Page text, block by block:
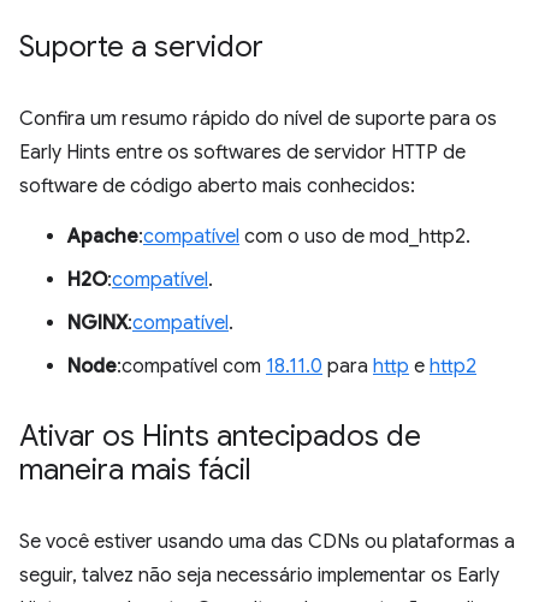
Suporte a servidor
Confira um resumo rápido do nível de suporte para os
Early Hints entre os softwares de servidor HTTP de
software de código aberto mais conhecidos:
Apache:compatível com o uso de mod_http2.
H2O:compatível.
NGINX:compatível.
Node:compatível com 18.11.0 para http e http2
Ativar os Hints antecipados de
maneira mais fácil
Se você estiver usando uma das CDNs ou plataformas a
seguir, talvez não seja necessário implementar os Early